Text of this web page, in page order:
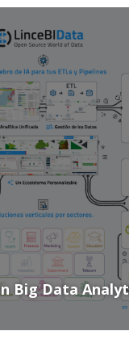
Big Data